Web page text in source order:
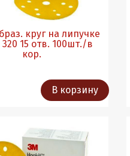
круг на липучке
100шт./в
кор.
В корзину